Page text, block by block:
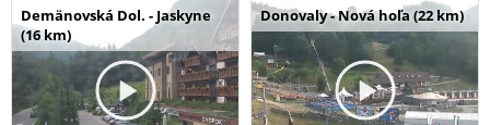
Demänovská Dol. - Jaskyne
(16 km)
Donovaly - Nová hoľa (22 km)